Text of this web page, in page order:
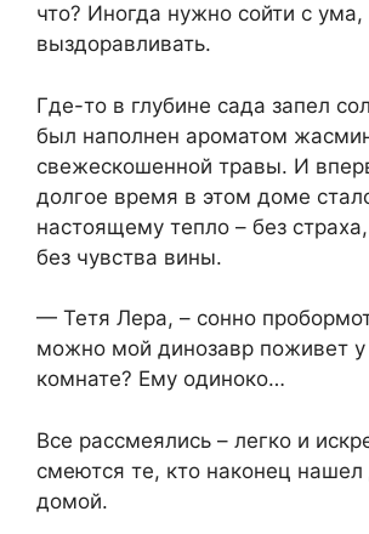
что? Иногда нужно сойти с
выздоравливать.
Где-то в глубине сада запел
был наполнен ароматом
свежескошенной травы. И
долгое время в этом доме
настоящему тепло – без
без чувства вины.
— Тетя Лера, – сонно
можно мой динозавр поживет у
комнате? Ему одиноко…
Все рассмеялись – легко и
смеются те, кто наконец нашел
домой.